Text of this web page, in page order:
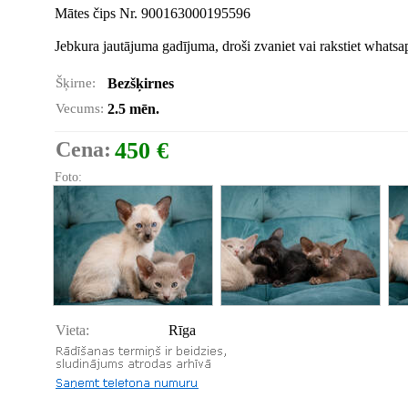
Mātes čips Nr. 900163000195596
Jebkura jautājuma gadījuma, droši zvaniet vai rakstiet
Šķirne: Bezšķirnes
Vecums: 2.5 mēn.
Cena: 450 €
Foto:
Vieta: Rīga